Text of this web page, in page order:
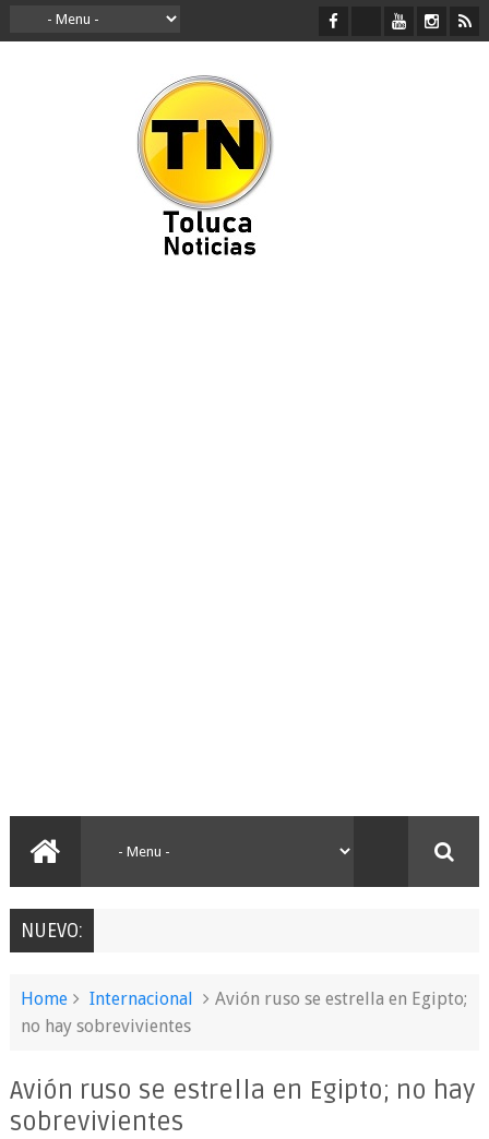
NUEVO:
Home Internacional
Avión ruso se estrella en Egipto;
no hay sobrevivientes
Avión ruso se estrella en Egipto; no hay
sobrevivientes